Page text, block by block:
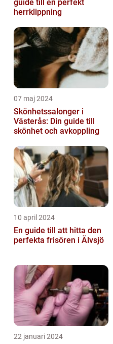
guide till en perfekt
herrklippning
07 maj 2024
Skönhetssalonger i
Västerås: Din guide till
skönhet och avkoppling
10 april 2024
En guide till att hitta den
perfekta frisören i Älvsjö
22 januari 2024